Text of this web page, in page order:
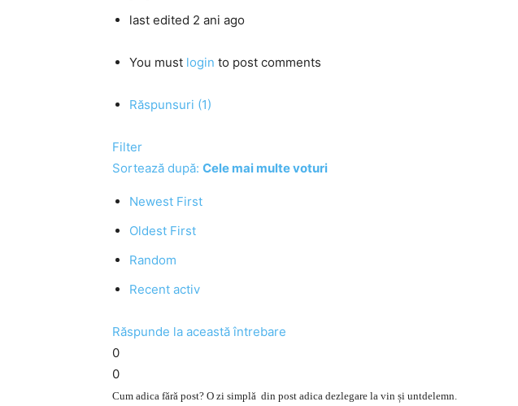
last edited 2 ani ago
You must login to post comments
Răspunsuri (1)
Filter
Sortează după: Cele mai multe voturi
Newest First
Oldest First
Random
Recent activ
Răspunde la această întrebare
0
0
Cum adica fără post? O zi simplă din post adica dezlegare la vin și untdelemn.